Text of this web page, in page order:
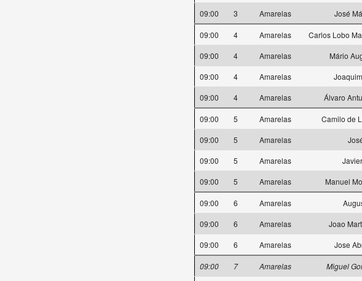
09:00
3 Amarelas José
09:00 4 Amarelas Carlos Lobo
09:00
4 Amarelas Mário
09:00
4 Amarelas
09:00
4 Amarelas Álvaro
09:00 5 Amarelas Camilo de
09:00
5 Amarelas
09:00
5 Amarelas
09:00
5 Amarelas Manuel
09:00 6 Amarelas
09:00
6 Amarelas Joao
09:00
6 Amarelas Jose
09:00 7 Amarelas Miguel